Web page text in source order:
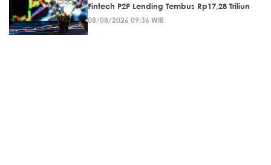
Fintech P2P Lending Tembus Rp17,28 Triliun
08/08/2026 09:36 WIB